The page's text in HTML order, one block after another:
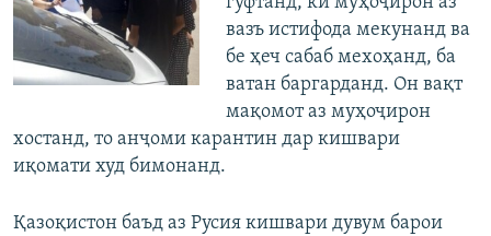
вазъ истифода мекунанд ва
бе ҳеч сабаб мехоҳанд, ба
ватан баргарданд. Он вақт
мақомот аз муҳоҷирон
хостанд, то анҷоми карантин дар кишвари
иқомати худ бимонанд.
Қазоқистон баъд аз Русия кишвари дувум барои